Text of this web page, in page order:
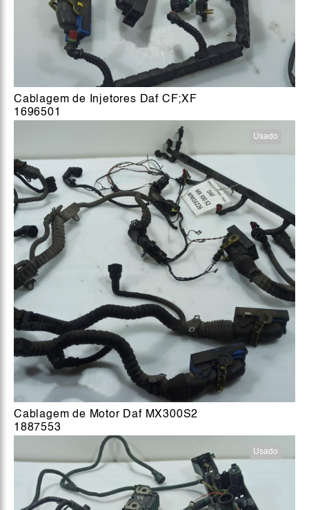
Cablagem de Injetores Daf CF;XF
1696501
Usado
Cablagem de Motor Daf MX300S2
1887553
Usado